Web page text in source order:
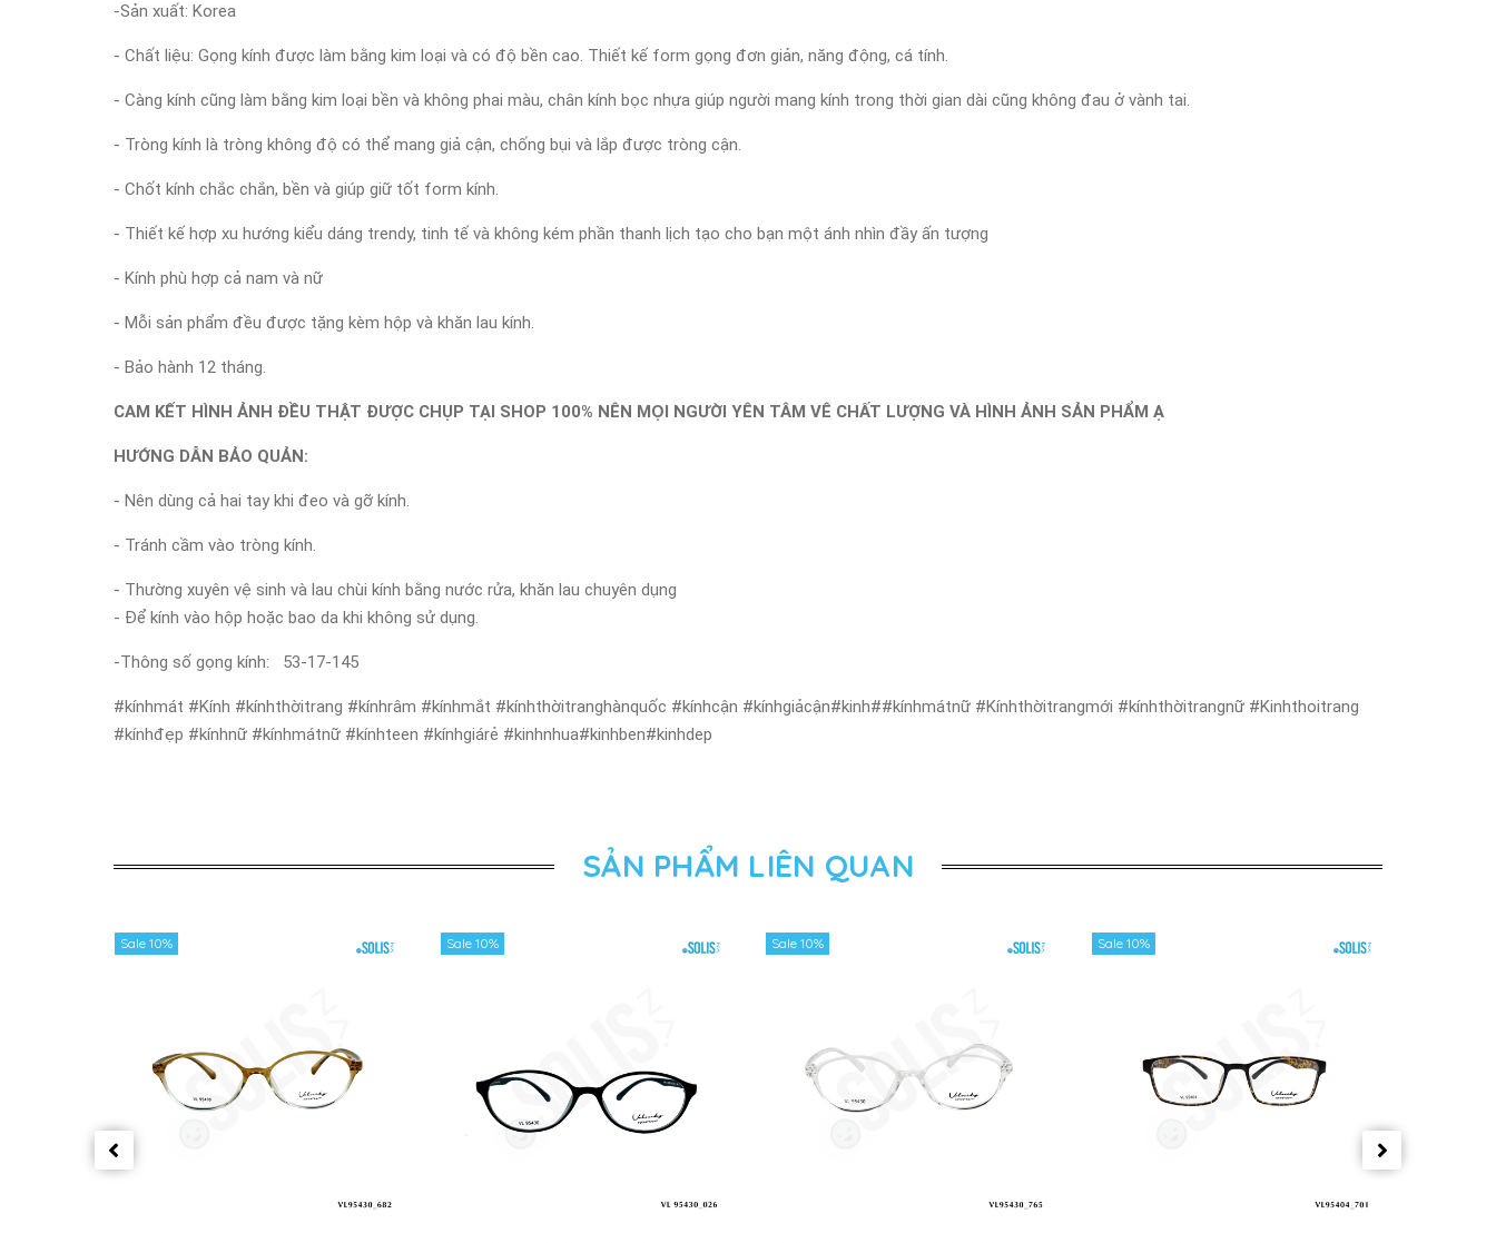
-Sản xuất: Korea
- Chất liệu: Gọng kính được làm bằng kim loại và có độ bền cao. Thiết kế form gọng đơn giản, năng động, cá tính.
- Càng kính cũng làm bằng kim loại bền và không phai màu, chân kính bọc nhựa giúp người mang kính trong thời gian dài cũng không đau ở vành tai.
- Tròng kính là tròng không độ có thể mang giả cận, chống bụi và lắp được tròng cận.
- Chốt kính chắc chắn, bền và giúp giữ tốt form kính.
- Thiết kế hợp xu hướng kiểu dáng trendy, tinh tế và không kém phần thanh lịch tạo cho bạn một ánh nhìn đầy ấn tượng
- Kính phù hợp cả nam và nữ
- Mỗi sản phẩm đều được tặng kèm hộp và khăn lau kính.
- Bảo hành 12 tháng.
CAM KẾT HÌNH ẢNH ĐỀU THẬT ĐƯỢC CHỤP TẠI SHOP 100% NÊN MỌI NGƯỜI YÊN TÂM VÊ CHẤT LƯỢNG VÀ HÌNH ẢNH SẢN PHẨM Ạ
HƯỚNG DẪN BẢO QUẢN:
- Nên dùng cả hai tay khi đeo và gỡ kính.
- Tránh cầm vào tròng kính.
- Thường xuyên vệ sinh và lau chùi kính bằng nước rửa, khăn lau chuyên dụng
- Để kính vào hộp hoặc bao da khi không sử dụng.
-Thông số gọng kính: 53-17-145
#kínhmát #Kính #kínhthờitrang #kínhrâm #kínhmắt #kínhthờitranghànquốc #kínhcận #kínhgiảcận#kinh##kínhmátnữ #Kínhthờitrangmới #kínhthờitrangnữ #Kinhthoitrang
#kínhđẹp #kínhnữ #kínhmátnữ #kínhteen #kínhgiárẻ #kinhnhua#kinhben#kinhdep
SẢN PHẨM LIÊN QUAN
Sale 10% Sale 10% Sale 10% Sale 10%